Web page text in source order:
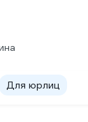
Для юрлиц